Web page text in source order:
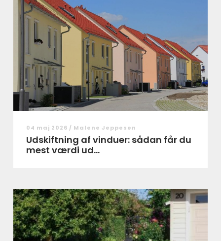
04 maj 2026 / Malene Jeppesen
Udskiftning af vinduer: sådan får du
mest værdi ud...